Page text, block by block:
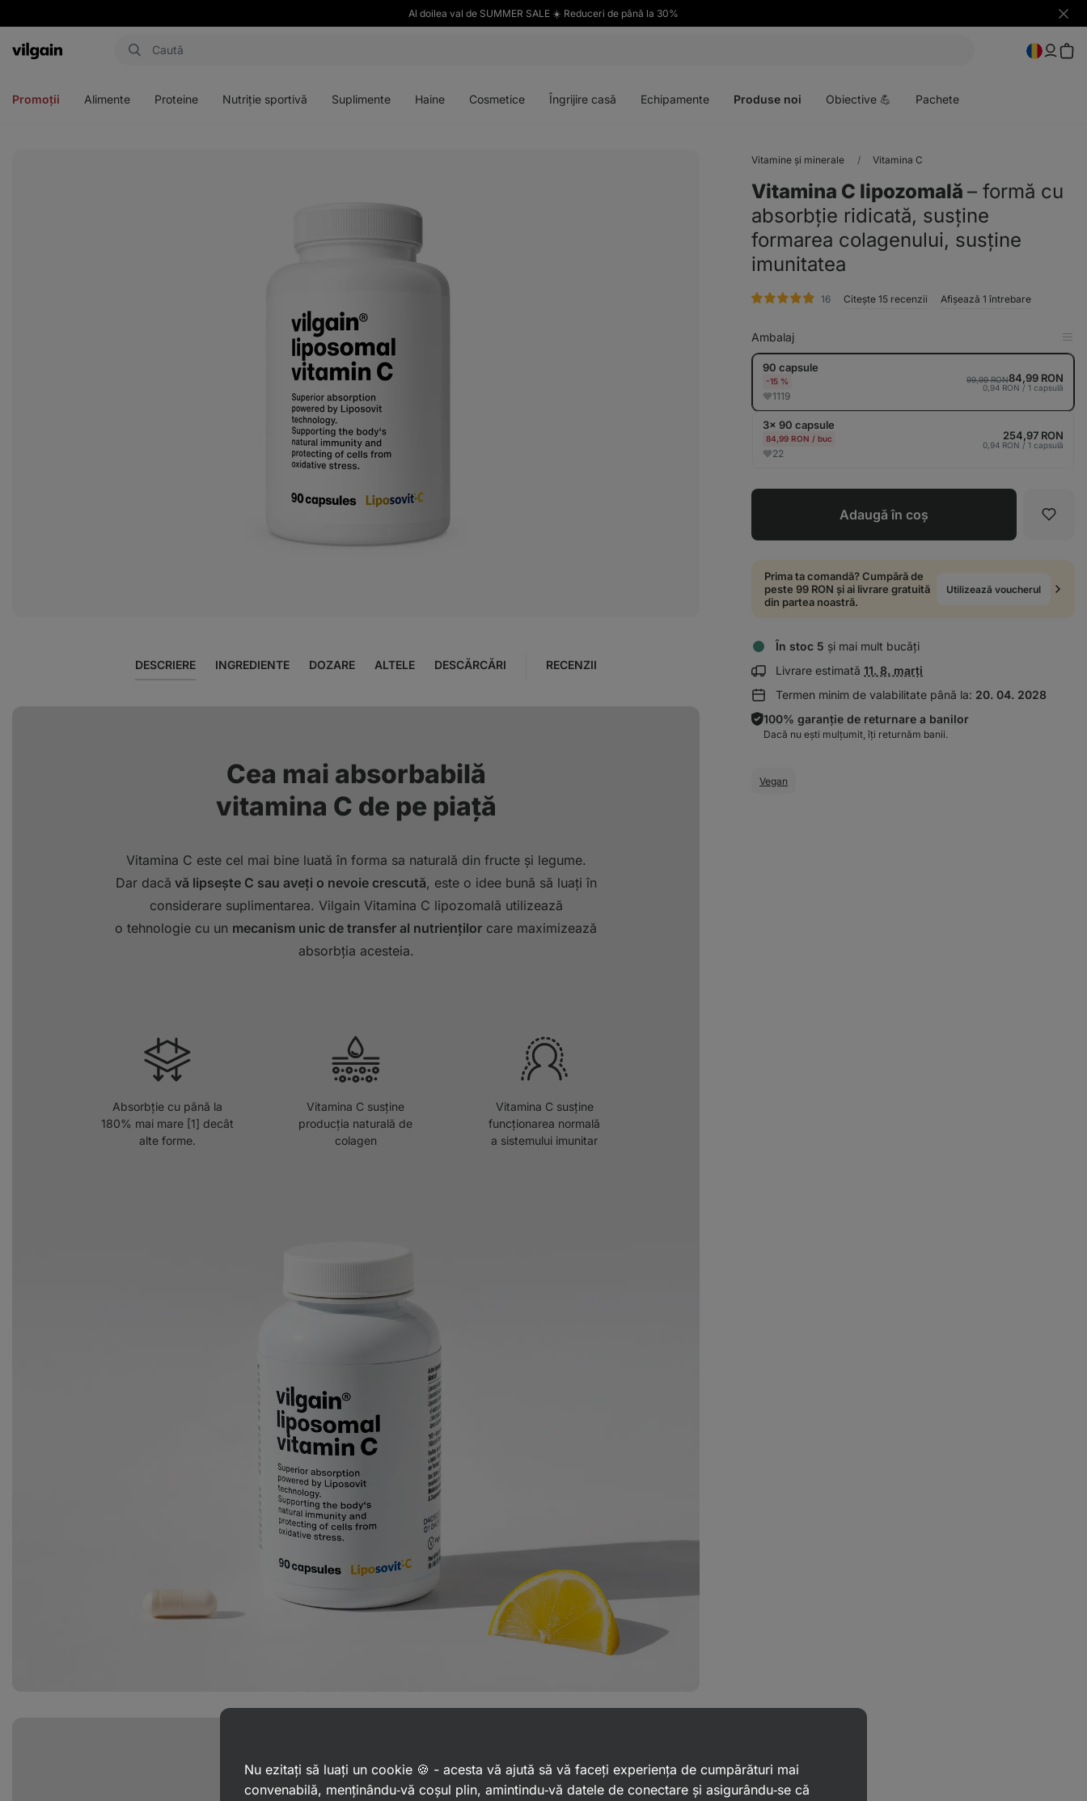
Al doilea val de SUMMER SALE ☀️ Reduceri de până la 30%
Aktin
Promoții Alimente Proteine Nutriție sportivă Suplimente Haine Cosmetice Îngrijire casă Echipamente Produse noi Obiective 💪 Pachete
Vitamine și minerale Vitamina C
Vitamina C lipozomală ⁠–⁠ formă cu
absorbție ridicată, susține
formarea colagenului, susține
imunitatea
16evaluare
Citește 15 recenzii Afișează 1 întrebare
Ambalaj
în
90 capsule
-15 %
1119
99,99 RON84,99 RON
0,94 RON / 1 capsulă
3× 90 capsule
84,99 RON / buc
22
254,97 RON
0,94 RON / 1 capsulă
Adaugă în coș
Prima ta comandă? Cumpără de
peste 99 RON și ai livrare gratuită
din partea noastră.
Utilizează voucherul
În stoc 5 și mai mult bucăți
Livrare estimată Afișează
despre
11. 8. marți
Termen minim de valabilitate până la: 20. 04. 2028
100% garanție de returnare a banilor
Dacă nu ești mulțumit, îți returnăm banii.
Vegan
DESCRIERE INGREDIENTE DOZARE ALTELE DESCĂRCĂRI RECENZII
Cea mai absorbabilă
vitamina C de pe piață
Vitamina C este cel mai bine luată în forma sa naturală din fructe și legume.
Dar dacă vă lipsește C sau aveți o nevoie crescută, este o idee bună să luați în
considerare suplimentarea. Vilgain Vitamina C lipozomală utilizează
o tehnologie cu un mecanism unic de transfer al nutrienților care maximizează
absorbția acesteia.
Absorbție cu până la
180% mai mare [1] decât
alte forme.
Vitamina C susține
producția naturală de
colagen
Vitamina C susține
funcționarea normală
a sistemului imunitar
Nu ezitați să luați un cookie 🍪 - acesta vă ajută să vă faceți experiența de cumpărături mai
convenabilă, menținându‑vă coșul plin, amintindu‑vă datele de conectare și asigurându‑se că